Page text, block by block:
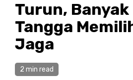
Turun, Banyak
Tangga
Jaga
2 min read